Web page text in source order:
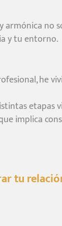
armónica no
y tu entorno.
he
implica
tu